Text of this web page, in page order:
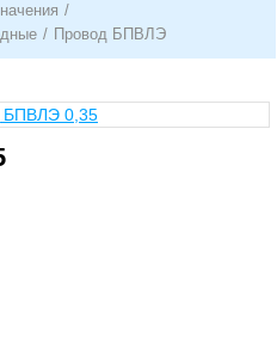
/
/ Провод БПВЛЭ